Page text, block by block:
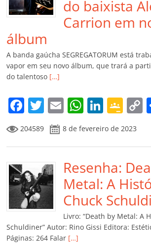
do baixista
Carrion em
álbum
A banda gaúcha SEGREGATORUM está
vapor em seu novo álbum, que trará a
do talentoso […]
F
a
c
e
b
o
o
k
T
w
itt
er
E
m
ai
l
W
at
s
A
p
p
Li
k
e
dI
n
G
o
o
gl
e
Cl
a
ss
ro
y
k
204589 8 de fevereiro de 2023
Resenha:
Metal: A
Chuck
Livro: “Death by Metal: A
Schuldiner” Autor: Rino Gissi Editora:
Páginas: 264 Falar […]